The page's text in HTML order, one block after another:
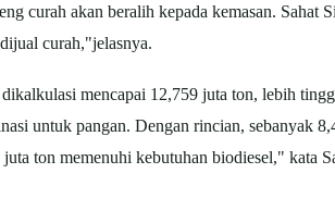
curah akan beralih kepada kemasan. Sahat
curah,"jelasnya.
mencapai 12,759 juta ton, lebih
untuk pangan. Dengan rincian, sebanyak
ton memenuhi kebutuhan biodiesel," kata